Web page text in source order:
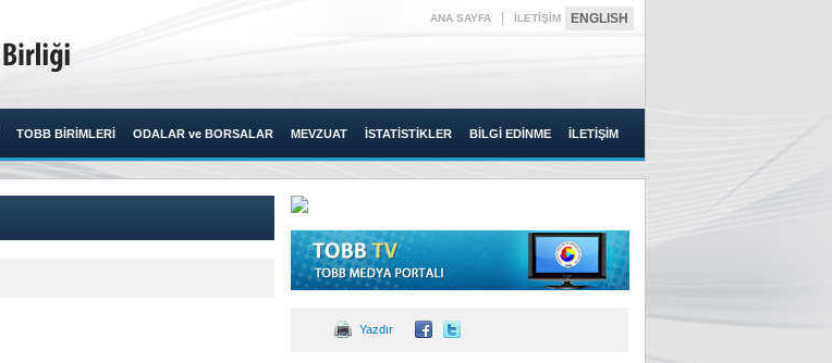
ANA SAYFA İLETİŞİM ENGLISH
TOBB BİRİMLERİ ODALAR ve BORSALAR MEVZUAT İSTATİSTİKLER BİLGİ EDİNME İLETİŞİM
Yazdır